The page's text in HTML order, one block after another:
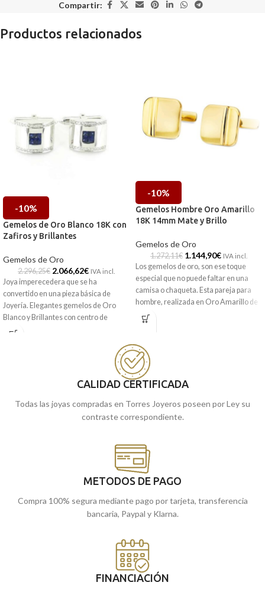
Compartir:
Productos relacionados
-10%
Gemelos de Oro Blanco 18K con
Zafiros y Brillantes
Gemelos de Oro
2.296,25€ 2.066,62€ IVA incl.
Joya imperecedera que se ha
convertido en una pieza básica de
Joyería. Elegantes gemelos de Oro
Blanco y Brillantes con centro de
Zafiros.
tiendas de Málaga, o si lo prefieres,
encargarla online y te la enviamos a
-10%
Gemelos Hombre Oro Amarillo
18K 14mm Mate y Brillo
Gemelos de Oro
1.272,11€ 1.144,90€ IVA incl.
Los gemelos de oro, son ese toque
especial que no puede faltar en una
camisa o chaqueta. Esta pareja para
hombre, realizada en Oro Amarillo de
18 kilates y formada por preciosos
cuadrados en terminación mate y
convierten en perfecto para que los
luzcas en una boda, bautizo o el evento
más especial.
Málaga, ocómpralosonline y te lo
llevamos a casa.
CALIDAD CERTIFICADA
Todas las joyas compradas en Torres Joyeros poseen por Ley su
contraste correspondiente.
METODOS DE PAGO
Compra 100% segura mediante pago por tarjeta, transferencia
bancaria, Paypal y Klarna.
FINANCIACIÓN